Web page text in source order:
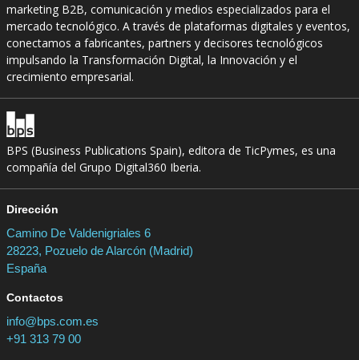
marketing B2B, comunicación y medios especializados para el
mercado tecnológico. A través de plataformas digitales y eventos,
conectamos a fabricantes, partners y decisores tecnológicos
impulsando la Transformación Digital, la Innovación y el
crecimiento empresarial.
BPS (Business Publications Spain), editora de TicPymes, es una
compañía del Grupo Digital360 Iberia.
Dirección
Camino De Valdenigriales 6
28223, Pozuelo de Alarcón (Madrid)
España
Contactos
info@bps.com.es
+91 313 79 00